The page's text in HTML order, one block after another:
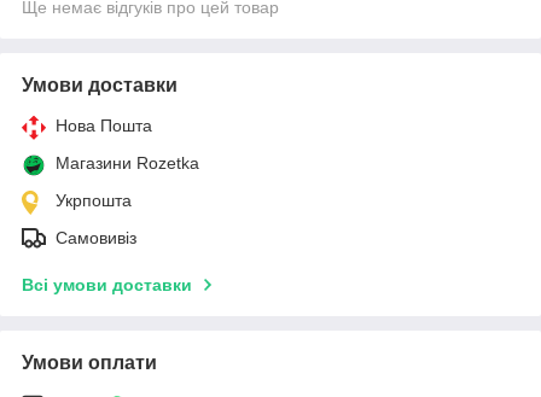
Ще немає відгуків про цей товар
Умови доставки
Нова Пошта
Магазини Rozetka
Укрпошта
Самовивіз
Всі умови доставки
Умови оплати